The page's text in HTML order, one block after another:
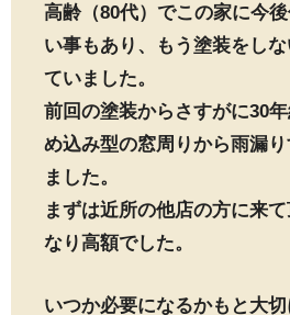
高齢（80代）でこの家に今
い事もあり、もう塗装をし
ていました。
前回の塗装からさすがに30
め込み型の窓周りから雨漏
ました。
まずは近所の他店の方に来
なり高額でした。
いつか必要になるかもと大